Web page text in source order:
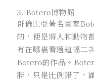
3. Botero博物館
哥倫比亞著名畫家
的，便是將人和動物
有在哪裏看過這幅二
Botero的作品。
胖，只是比例錯了，